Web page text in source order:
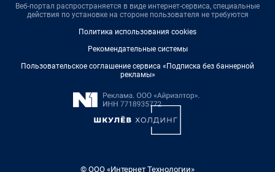
Веб-портал распространяется в виде интернет-сервиса, специальные
действия по установке на стороне пользователя не требуются
Политика использования cookies
Рекомендательные системы
Пользовательское соглашение сервиса «Подписка без баннерной
рекламы»
© ООО «Интернет Технологии»